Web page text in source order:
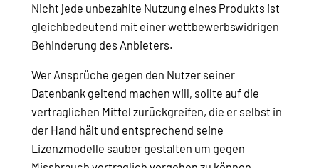
Nicht jede unbezahlte Nutzung eines Produkts ist
gleichbedeutend mit einer wettbewerbswidrigen
Behinderung des Anbieters.
Wer Ansprüche gegen den Nutzer seiner
Datenbank geltend machen will, sollte auf die
vertraglichen Mittel zurückgreifen, die er selbst in
der Hand hält und entsprechend seine
Lizenzmodelle sauber gestalten um gegen